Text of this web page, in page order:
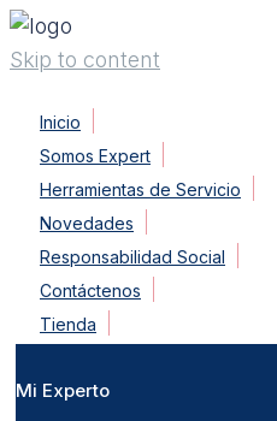
Skip to content
Inicio
Somos Expert
Herramientas de Servicio
Novedades
Responsabilidad Social
Contáctenos
Tienda
Mi Experto